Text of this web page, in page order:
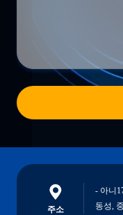
주소
- 아니
동성,